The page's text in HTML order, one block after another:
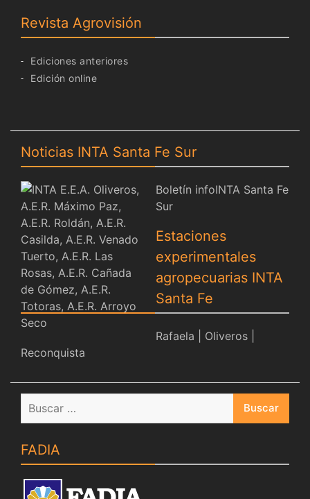
Revista Agrovisión
Ediciones anteriores
Edición online
Noticias INTA Santa Fe Sur
Boletín infoINTA Santa Fe
Sur
Estaciones
experimentales
agropecuarias INTA
Santa Fe
Rafaela Oliveros
Reconquista
Buscar:
FADIA